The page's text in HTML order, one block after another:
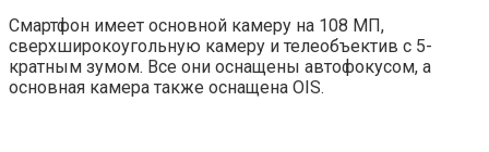
Смартфон имеет основной камеру на 108 МП,
сверхширокоугольную камеру и телеобъектив с 5-
кратным зумом. Все они оснащены автофокусом, а
основная камера также оснащена OIS.